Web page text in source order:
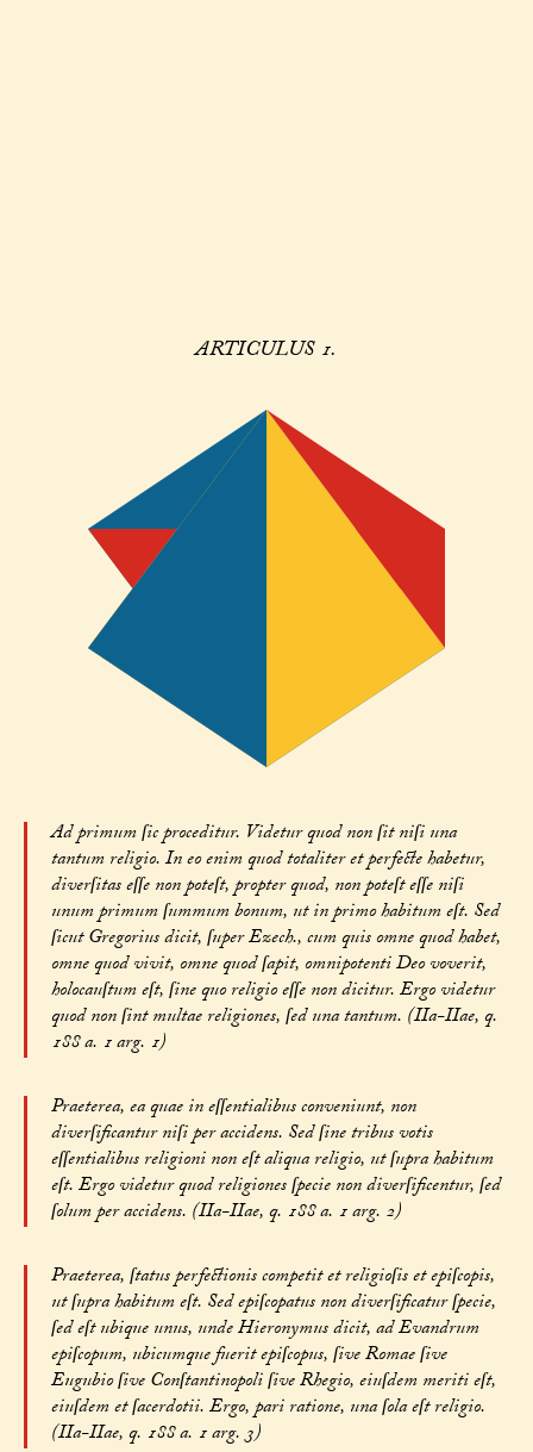
ARTICULUS 1.
Ad primum ſic proceditur. Videtur quod non ſit niſi una
tantum religio. In eo enim quod totaliter et perfecte habetur,
diverſitas eſſe non poteſt, propter quod, non poteſt eſſe niſi
unum primum ſummum bonum, ut in primo habitum eſt. Sed
ſicut Gregorius dicit, ſuper Ezech., cum quis omne quod habet,
omne quod vivit, omne quod ſapit, omnipotenti Deo voverit,
holocauſtum eſt, ſine quo religio eſſe non dicitur. Ergo videtur
quod non ſint multae religiones, ſed una tantum. (IIa-IIae, q.
188 a. 1 arg. 1)
Praeterea, ea quae in eſſentialibus conveniunt, non
diverſificantur niſi per accidens. Sed ſine tribus votis
eſſentialibus religioni non eſt aliqua religio, ut ſupra habitum
eſt. Ergo videtur quod religiones ſpecie non diverſificentur, ſed
ſolum per accidens. (IIa-IIae, q. 188 a. 1 arg. 2)
Praeterea, ſtatus perfectionis competit et religioſis et epiſcopis,
ut ſupra habitum eſt. Sed epiſcopatus non diverſificatur ſpecie,
ſed eſt ubique unus, unde Hieronymus dicit, ad Evandrum
epiſcopum, ubicumque fuerit epiſcopus, ſive Romae ſive
Eugubio ſive Conſtantinopoli ſive Rhegio, eiuſdem meriti eſt,
eiuſdem et ſacerdotii. Ergo, pari ratione, una ſola eſt religio.
(IIa-IIae, q. 188 a. 1 arg. 3)